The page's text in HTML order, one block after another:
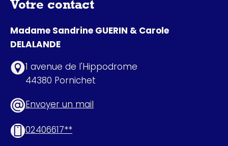
Votre contact
Madame Sandrine GUERIN & Carole
DELALANDE
1 avenue de l'Hippodrome
44380 Pornichet
Envoyer un mail
02406617**